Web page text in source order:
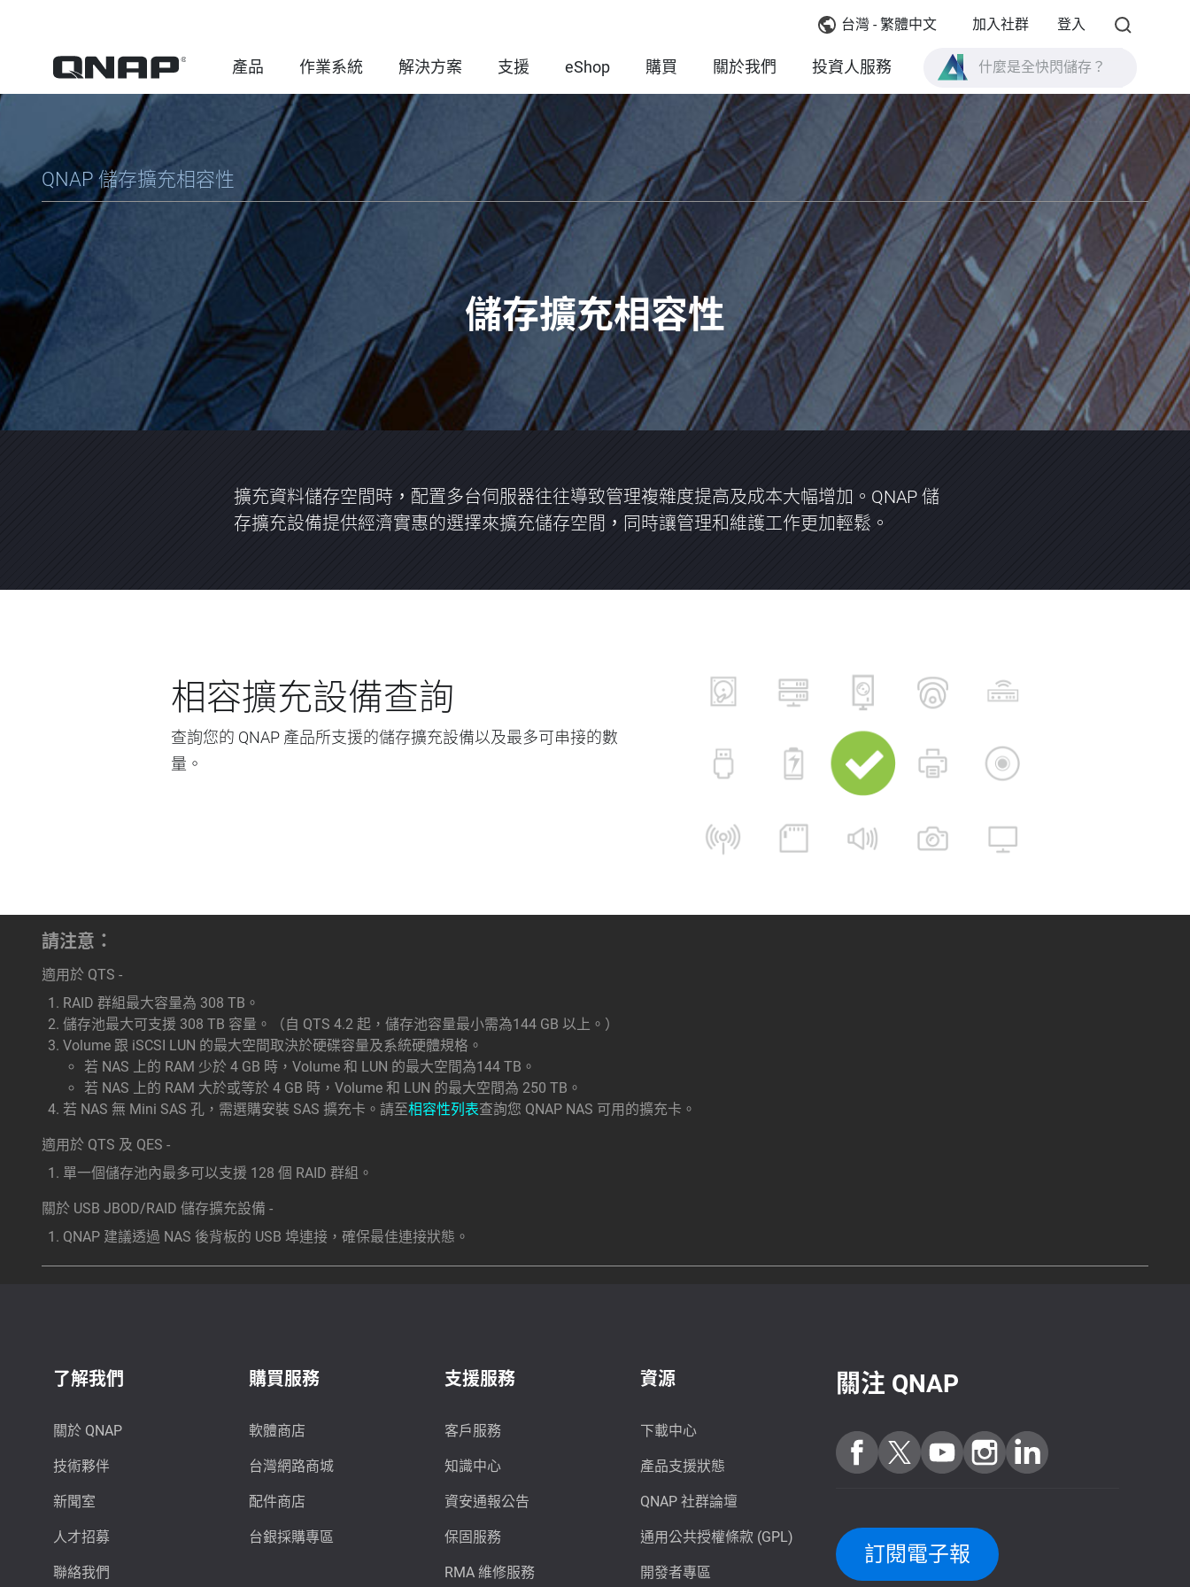
台灣 - 繁體中文 加入社群 登入
產品 作業系統 解決方案 支援 eShop 購買 關於我們 投資人服務 什麼是全快閃儲存？
什麼是 High Availability ？
什麼是全快閃儲存？
QNAP 儲存擴充相容性
儲存擴充相容性
擴充資料儲存空間時，配置多台伺服器往往導致管理複雜度提高及成本大幅增加。QNAP 儲
存擴充設備提供經濟實惠的選擇來擴充儲存空間，同時讓管理和維護工作更加輕鬆。
相容擴充設備查詢
查詢您的 QNAP 產品所支援的儲存擴充設備以及最多可串接的數
量。
請注意：
適用於 QTS -
RAID 群組最大容量為 308 TB。
儲存池最大可支援 308 TB 容量。（自 QTS 4.2 起，儲存池容量最小需為144 GB 以上。）
Volume 跟 iSCSI LUN 的最大空間取決於硬碟容量及系統硬體規格。
若 NAS 上的 RAM 少於 4 GB 時，Volume 和 LUN 的最大空間為144 TB。
若 NAS 上的 RAM 大於或等於 4 GB 時，Volume 和 LUN 的最大空間為 250 TB。
若 NAS 無 Mini SAS 孔，需選購安裝 SAS 擴充卡。請至相容性列表查詢您 QNAP NAS 可用的擴充卡。
適用於 QTS 及 QES -
單一個儲存池內最多可以支援 128 個 RAID 群組。
關於 USB JBOD/RAID 儲存擴充設備 -
QNAP 建議透過 NAS 後背板的 USB 埠連接，確保最佳連接狀態。
了解我們
關於 QNAP
技術夥伴
新聞室
人才招募
聯絡我們
購買服務
軟體商店
台灣網路商城
配件商店
台銀採購專區
支援服務
客戶服務
知識中心
資安通報公告
保固服務
RMA 維修服務
資源
下載中心
產品支援狀態
QNAP 社群論壇
通用公共授權條款 (GPL)
開發者專區
關注 QNAP
訂閱電子報